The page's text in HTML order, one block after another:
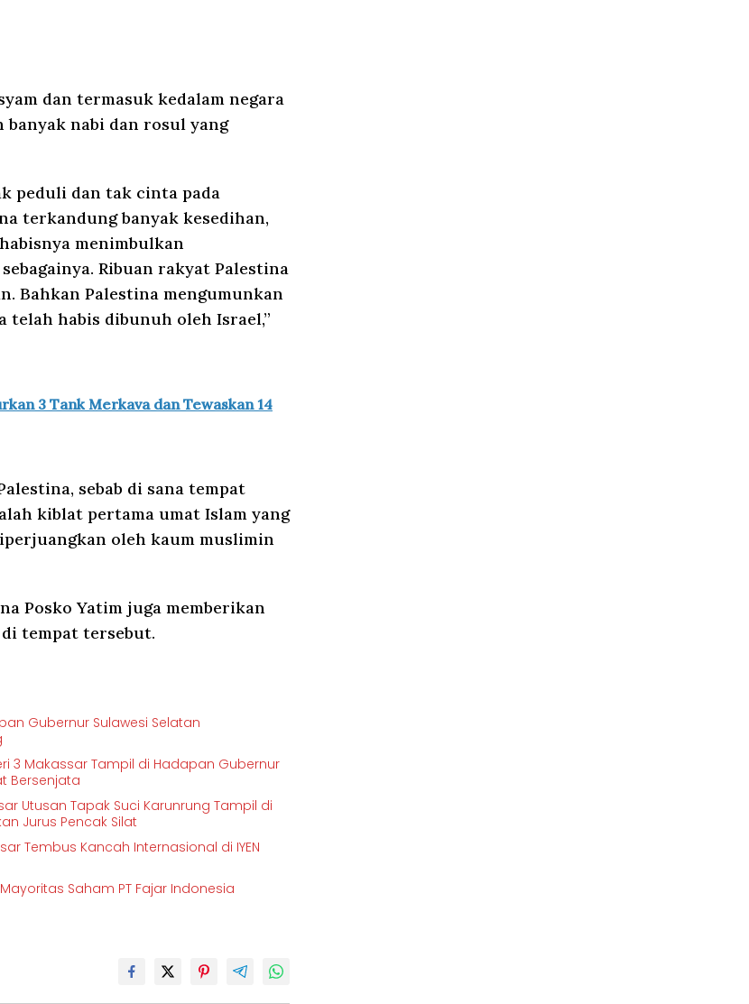
dan termasuk kedalam negara
nabi dan rosul yang
peduli dan tak cinta pada
terkandung banyak kesedihan,
menimbulkan
Ribuan rakyat Palestina
Bahkan Palestina mengumunkan
telah habis dibunuh oleh Israel,”
3 Tank Merkava dan Tewaskan 14
sebab di sana tempat
kiblat pertama umat Islam yang
oleh kaum muslimin
Posko Yatim juga memberikan
tempat tersebut.
Gubernur Sulawesi Selatan
3 Makassar Tampil di Hadapan Gubernur
Bersenjata
Utusan Tapak Suci Karunrung Tampil di
Jurus Pencak Silat
Tembus Kancah Internasional di IYEN
Saham PT Fajar Indonesia